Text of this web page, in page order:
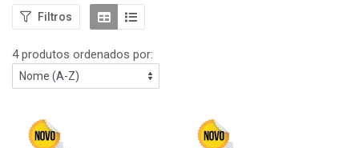
Filtros
4 produtos ordenados por: